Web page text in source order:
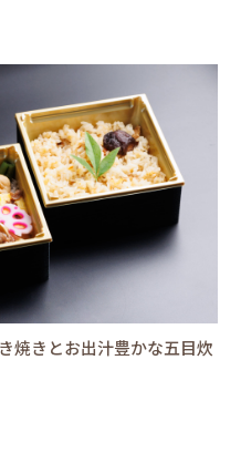
焼きとお出汁豊かな五目炊